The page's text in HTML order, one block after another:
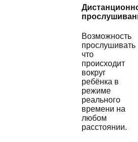
Возможность
прослушивать
что
происходит
вокруг
ребёнка в
режиме
реального
времени на
любом
расстоянии.